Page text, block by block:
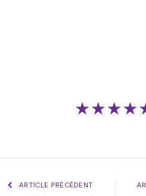
ARTICLE PRÉCÉDENT